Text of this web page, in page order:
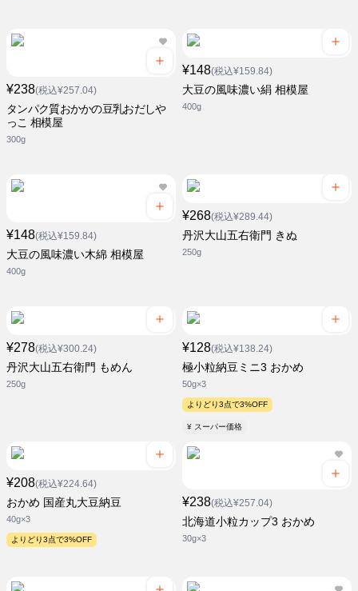
¥238(税込¥257.04)
タンパク質おかかの豆乳おだしや
っこ 相模屋
300g
¥148(税込¥159.84)
大豆の風味濃い絹 相模屋
400g
¥148(税込¥159.84)
大豆の風味濃い木綿 相模屋
400g
¥268(税込¥289.44)
丹沢大山五右衛門 きぬ
250g
¥278(税込¥300.24)
丹沢大山五右衛門 もめん
250g
¥128(税込¥138.24)
極小粒納豆ミニ3 おかめ
50g×3
よりどり3点で3%OFF
¥ スーパー価格
¥208(税込¥224.64)
おかめ 国産丸大豆納豆
40g×3
よりどり3点で3%OFF
¥238(税込¥257.04)
北海道小粒カップ3 おかめ
30g×3